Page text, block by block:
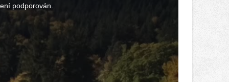
podporován.